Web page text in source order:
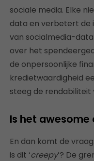
sociale media. Elke
data en verbetert de
van socialmedia-
over het
de onpersoonlijke
kredietwaardigheid
steeg de rendabiliteit
Is het awesome
En dan komt de
is dit ‘creepy’? De